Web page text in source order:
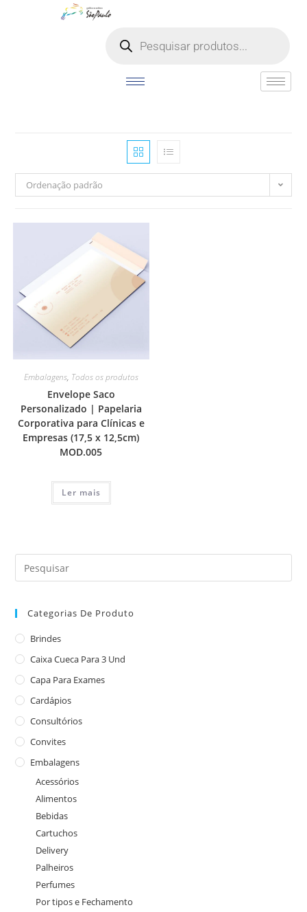
Ordenação padrão
Embalagens, Todos os produtos
Envelope Saco
Personalizado | Papelaria
Corporativa para Clínicas e
Empresas (17,5 x 12,5cm)
MOD.005
Ler mais
Categorias De Produto
Brindes
Caixa Cueca Para 3 Und
Capa Para Exames
Cardápios
Consultórios
Convites
Embalagens
Acessórios
Alimentos
Bebidas
Cartuchos
Delivery
Palheiros
Perfumes
Por tipos e Fechamento